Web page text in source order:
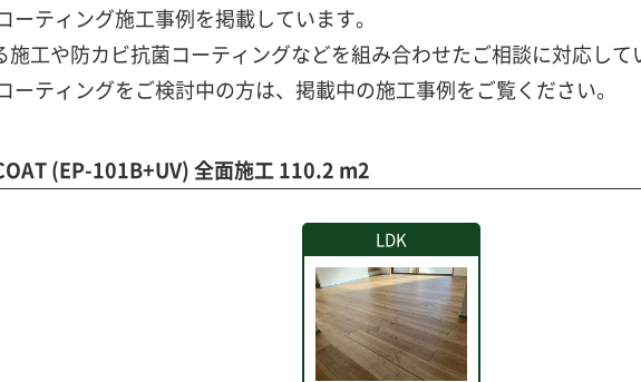
ティング施工事例を掲載しています。
施工や防カビ抗菌コーティングなどを組み合わせたご相談に対応して
ティングをご検討中の方は、掲載中の施工事例をご覧ください。
(EP-101B+UV) 全面施工 110.2 m2
LDK